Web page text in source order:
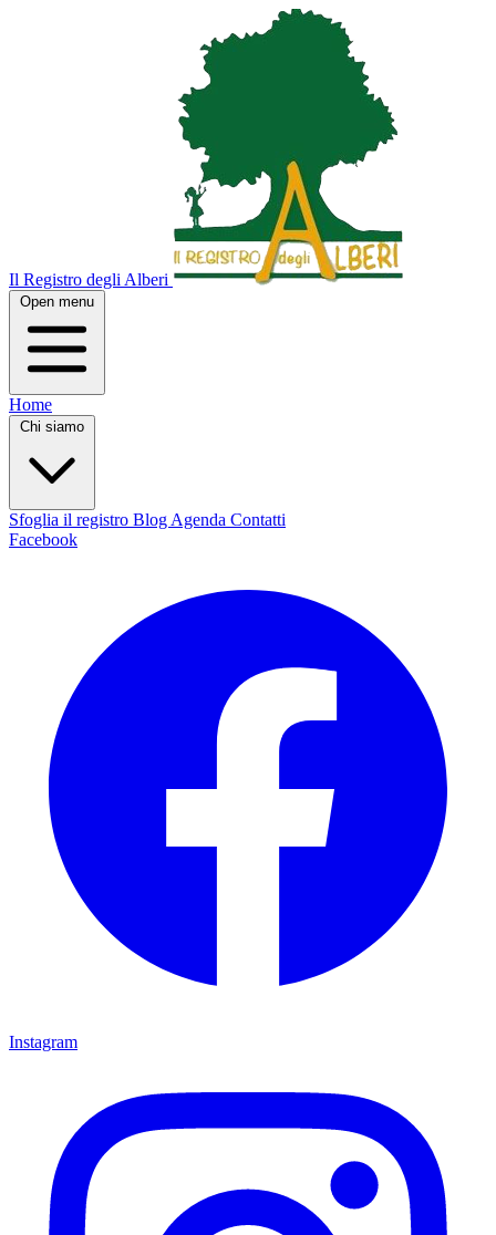
Il Registro degli Alberi
Open menu
Home
Chi siamo
Sfoglia il registro Blog Agenda Contatti
Facebook
Instagram